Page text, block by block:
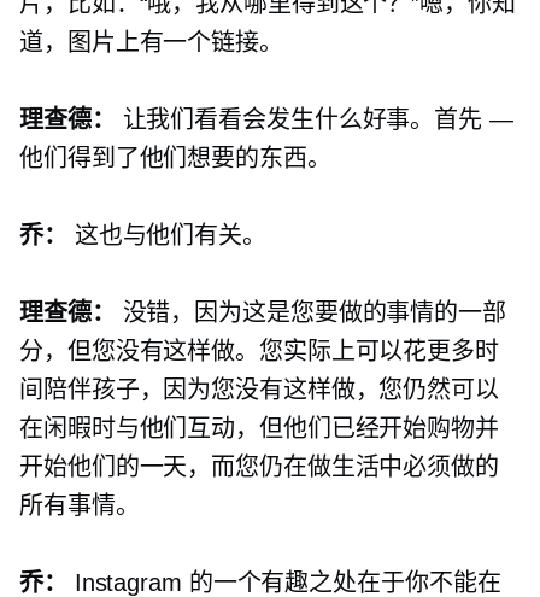
道，图片上有一个链接。
理查德：
让我们看看会发生什么好事。首先 —
他们得到了他们想要的东西。
乔： 这也与他们有关。
理查德：
没错，因为这是您要做的事情的一部
分，但您没有这样做。您实际上可以花更多时
间陪伴孩子，因为您没有这样做，您仍然可以
在闲暇时与他们互动，但他们已经开始购物并
开始他们的一天，而您仍在做生活中必须做的
所有事情。
乔：
Instagram 的一个有趣之处在于你不能在